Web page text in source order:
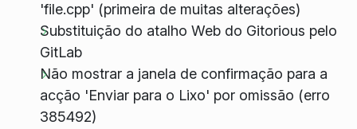
'file.cpp' (primeira de muitas alterações)
Substituição do atalho Web do Gitorious pelo
GitLab
Não mostrar a janela de confirmação para a
acção 'Enviar para o Lixo' por omissão (erro
385492)